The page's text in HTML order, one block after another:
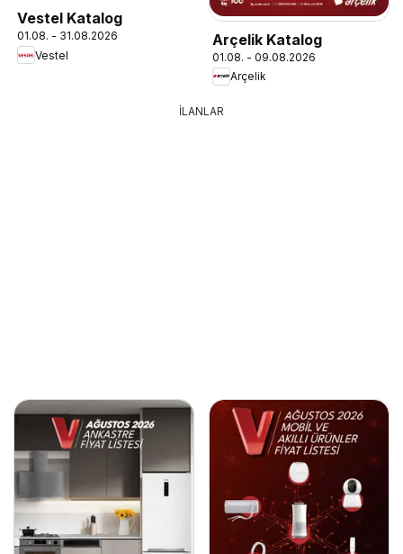
Vestel Katalog
01.08. - 31.08.2026
Vestel
Arçelik Katalog
01.08. - 09.08.2026
Arçelik
İLANLAR